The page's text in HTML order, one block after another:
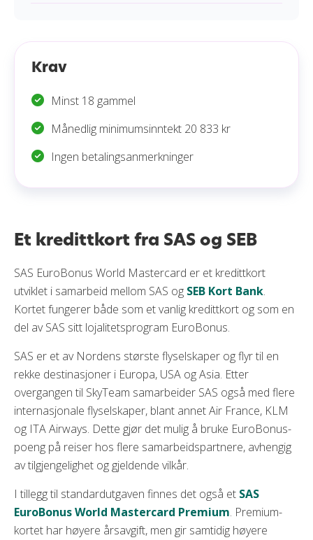
Krav
Minst 18 gammel
Månedlig minimumsinntekt 20 833 kr
Ingen betalingsanmerkninger
Et kredittkort fra SAS og SEB
SAS EuroBonus World Mastercard er et kredittkort
utviklet i samarbeid mellom SAS og SEB Kort Bank.
Kortet fungerer både som et vanlig kredittkort og som en
del av SAS sitt lojalitetsprogram EuroBonus.
SAS er et av Nordens største flyselskaper og flyr til en
rekke destinasjoner i Europa, USA og Asia. Etter
overgangen til SkyTeam samarbeider SAS også med flere
internasjonale flyselskaper, blant annet Air France, KLM
og ITA Airways. Dette gjør det mulig å bruke EuroBonus-
poeng på reiser hos flere samarbeidspartnere, avhengig
av tilgjengelighet og gjeldende vilkår.
I tillegg til standardutgaven finnes det også et SAS
EuroBonus World Mastercard Premium. Premium-
kortet har høyere årsavgift, men gir samtidig høyere